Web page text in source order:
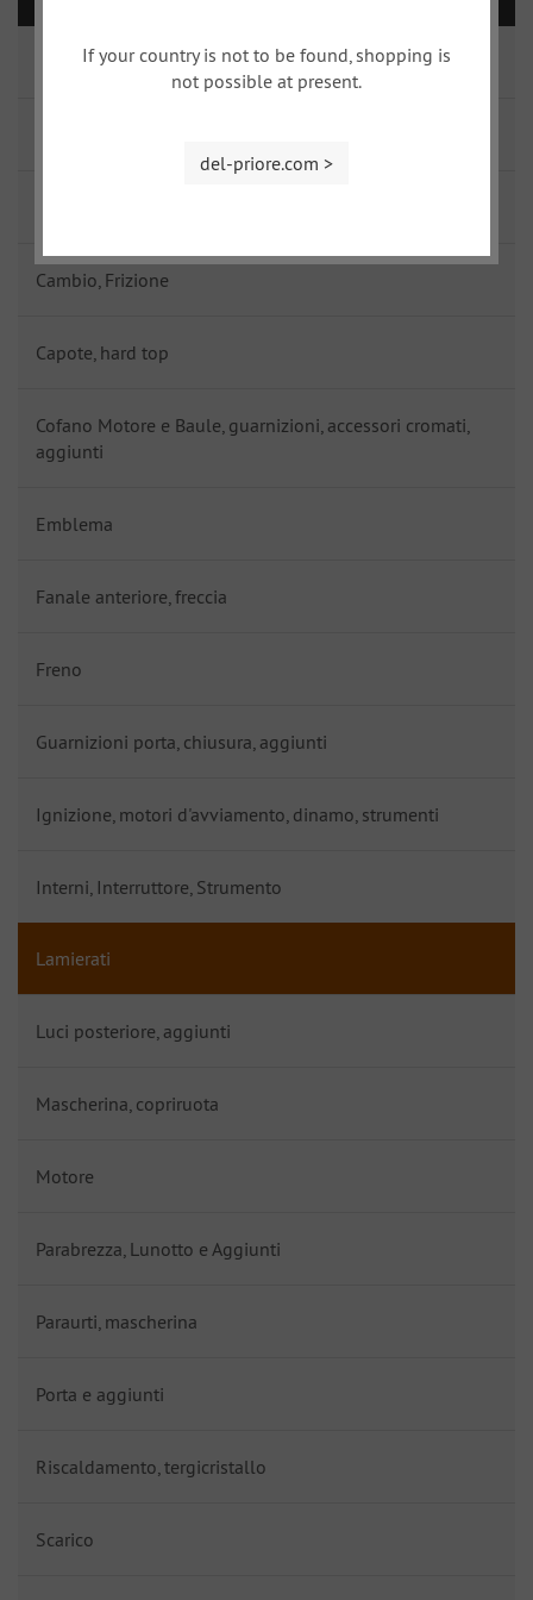
Accessori, Coperture, Volanti, Pomelli
Cambio, Frizione
Capote, hard top
Cofano Motore e Baule, guarnizioni, accessori cromati,
aggiunti
Emblema
Fanale anteriore, freccia
Freno
Guarnizioni porta, chiusura, aggiunti
Ignizione, motori d'avviamento, dinamo, strumenti
Interni, Interruttore, Strumento
Lamierati
Luci posteriore, aggiunti
Mascherina, copriruota
Motore
Parabrezza, Lunotto e Aggiunti
Paraurti, mascherina
Porta e aggiunti
Riscaldamento, tergicristallo
Scarico
If your country is not to be found, shopping is
not possible at present.
del-priore.com >